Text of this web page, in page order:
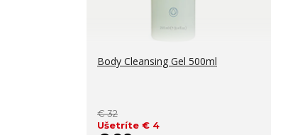
Body Cleansing Gel 500ml
€ 32
Ušetríte € 4